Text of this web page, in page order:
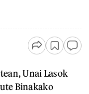
Unai Lasok
Binakako